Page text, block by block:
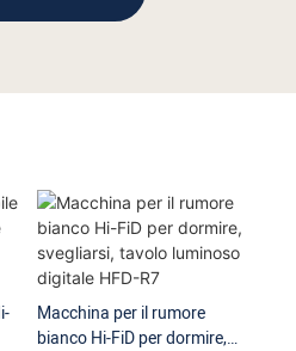
Macchina per il rumore
bianco Hi-FiD per dormire,